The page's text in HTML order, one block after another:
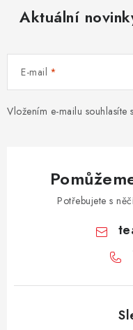
Aktuální
E-mail
Vložením e-mailu souhlasíte s
Potřebujete s